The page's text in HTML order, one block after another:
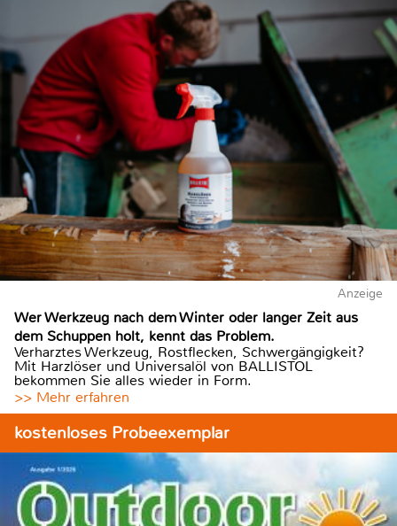
Anzeige
Wer Werkzeug nach dem Winter oder langer Zeit aus
dem Schuppen holt, kennt das Problem.
Verharztes Werkzeug, Rostflecken, Schwergängigkeit?
Mit Harzlöser und Universalöl von BALLISTOL
bekommen Sie alles wieder in Form.
>> Mehr erfahren
kostenloses Probeexemplar